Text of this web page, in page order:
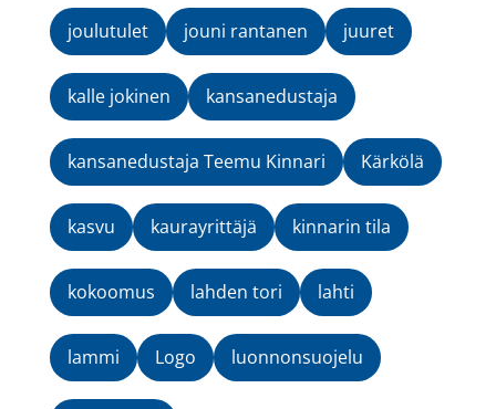
joulutulet jouni rantanen juuret
kalle jokinen kansanedustaja
kansanedustaja Teemu Kinnari Kärkölä
kasvu kaurayrittäjä kinnarin tila
kokoomus lahden tori lahti
lammi Logo luonnonsuojelu